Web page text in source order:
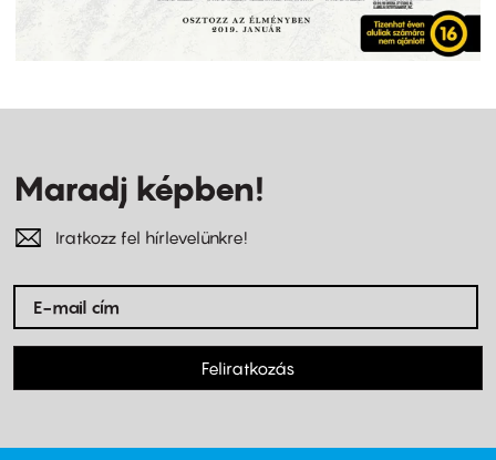
Maradj képben!
Iratkozz fel hírlevelünkre!
Feliratkozás